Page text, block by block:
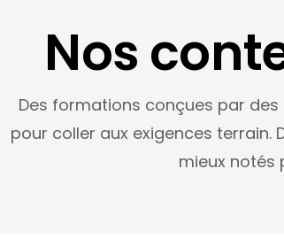
Nos
Des formations conçues par
pour coller aux exigences terrain.
mieux notés